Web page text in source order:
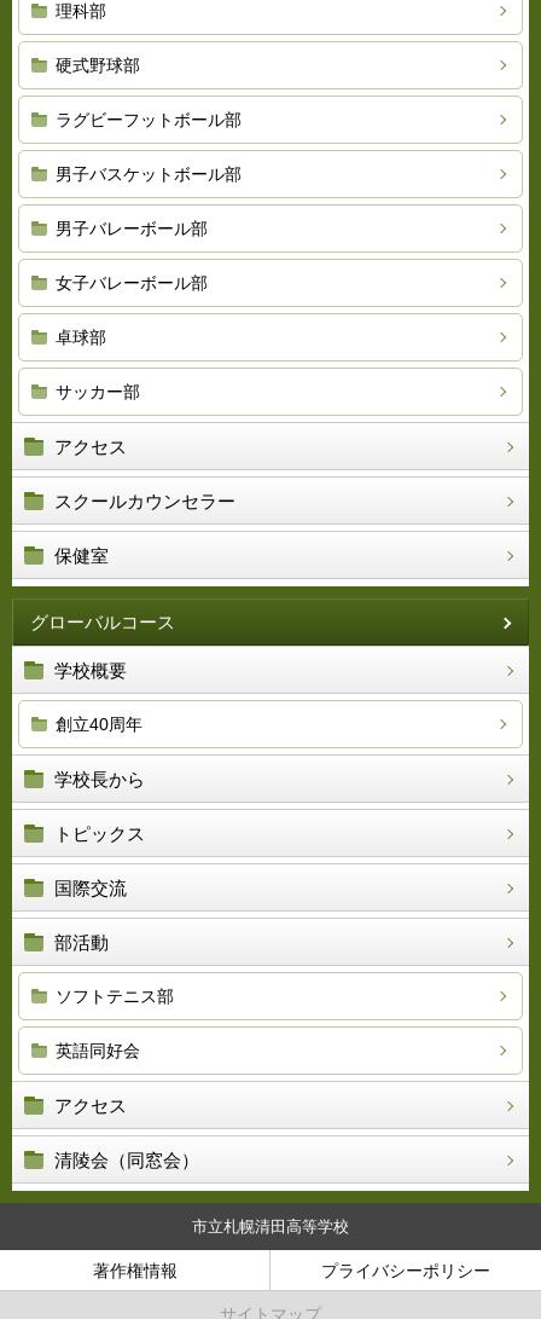
理科部
硬式野球部
ラグビーフットボール部
男子バスケットボール部
男子バレーボール部
女子バレーボール部
卓球部
サッカー部
アクセス
スクールカウンセラー
保健室
グローバルコース
学校概要
創立40周年
学校長から
トピックス
国際交流
部活動
ソフトテニス部
英語同好会
アクセス
清陵会（同窓会）
市立札幌清田高等学校
著作権情報 プライバシーポリシー
サイトマップ